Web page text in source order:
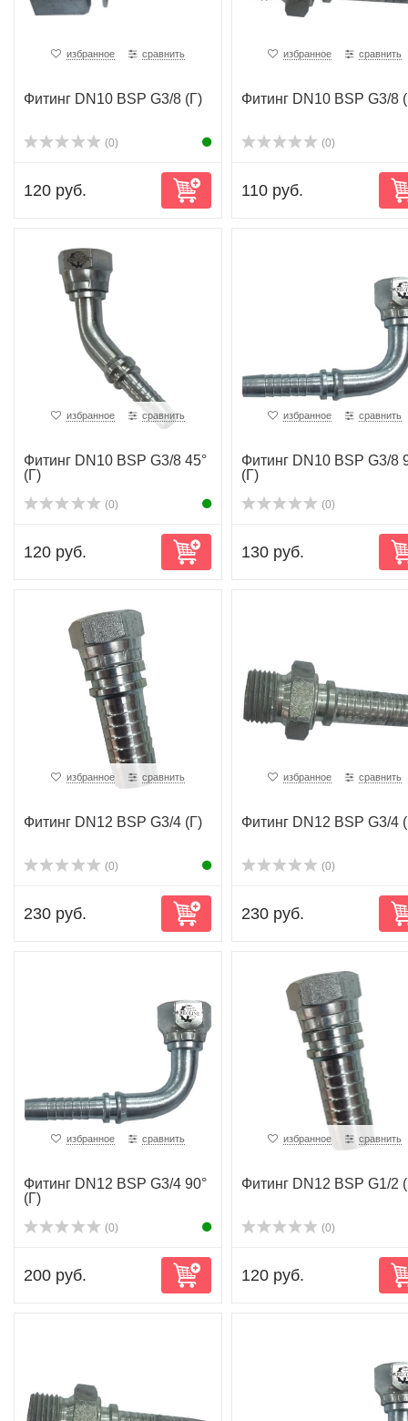
избранное сравнить
Фитинг DN10 BSP G3/8 (Г)
(0)
120 руб.
избранное сравнить
Фитинг DN10 BSP G3/8
(0)
110 руб.
избранное сравнить
Фитинг DN10 BSP G3/8 45°
(Г)
(0)
120 руб.
избранное сравнить
Фитинг DN10 BSP G3/8
(Г)
(0)
130 руб.
избранное сравнить
Фитинг DN12 BSP G3/4 (Г)
(0)
230 руб.
избранное сравнить
Фитинг DN12 BSP G3/4
(0)
230 руб.
избранное сравнить
Фитинг DN12 BSP G3/4 90°
(Г)
(0)
200 руб.
избранное сравнить
Фитинг DN12 BSP G1/2
(0)
120 руб.